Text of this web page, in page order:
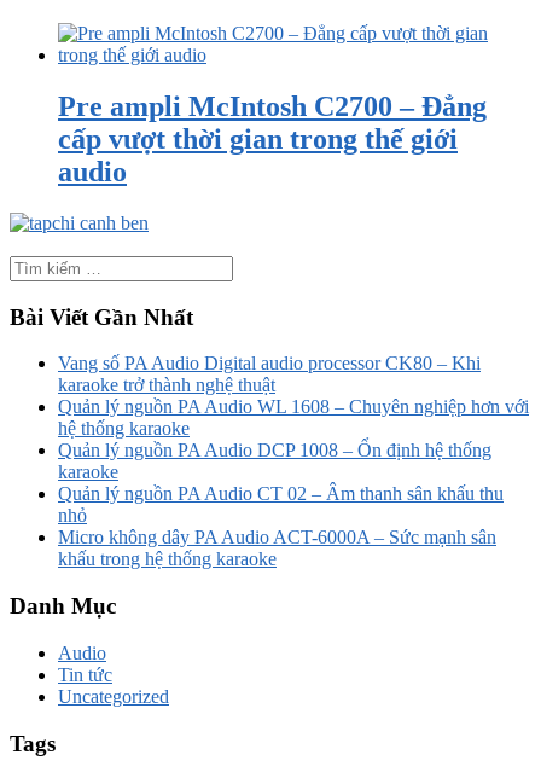
Pre ampli McIntosh C2700 – Đẳng
cấp vượt thời gian trong thế giới
audio
Bài Viết Gần Nhất
Vang số PA Audio Digital audio processor CK80 – Khi
karaoke trở thành nghệ thuật
Quản lý nguồn PA Audio WL 1608 – Chuyên nghiệp hơn với
hệ thống karaoke
Quản lý nguồn PA Audio DCP 1008 – Ổn định hệ thống
karaoke
Quản lý nguồn PA Audio CT 02 – Âm thanh sân khấu thu
nhỏ
Micro không dây PA Audio ACT-6000A – Sức mạnh sân
khấu trong hệ thống karaoke
Danh Mục
Audio
Tin tức
Uncategorized
Tags